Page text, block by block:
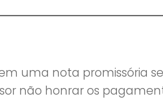
uma nota promissória
não honrar os